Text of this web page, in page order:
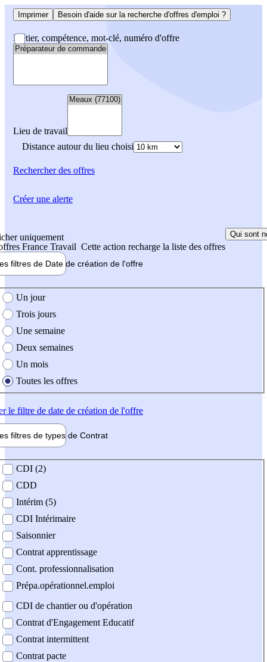
Imprimer Besoin d'aide sur la recherche d'offres d'emploi ?
Métier, compétence, mot-clé, numéro d'offre
Lieu de travail
Distance autour du lieu choisi
Rechercherdes offres
uniquement
France Travail Cette action recharge la liste des offres
Qui sont
filtres de Date de création de l'offre
création de l'offre
Un jour
Trois jours
Une semaine
Deux semaines
Un mois
Toutes les offres
le filtre de date de création de l'offre
filtres de types de Contrat
contrat
CDI (2)
CDD
Intérim (5)
CDI Intérimaire
Saisonnier
Contrat apprentissage
Cont. professionnalisation
Prépa.opérationnel.emploi
CDI de chantier ou d'opération
Contrat d'Engagement Educatif
Contrat intermittent
Contrat pacte
Créer une alerte